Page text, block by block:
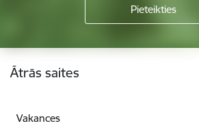
Kājene
Ātrās saites
Vakances